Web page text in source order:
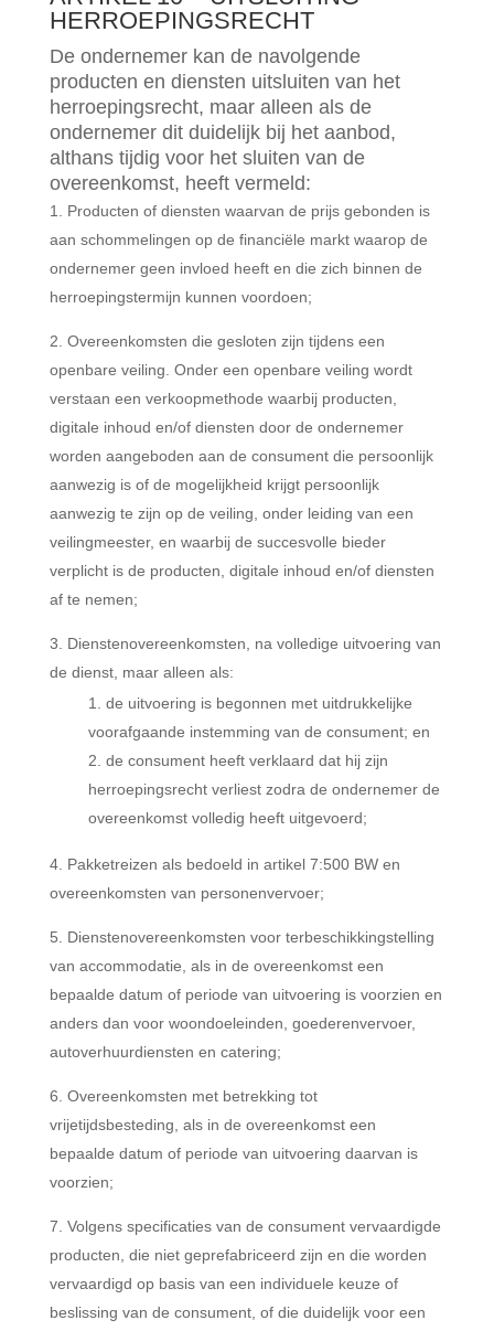
HERROEPINGSRECHT
De ondernemer kan de navolgende
producten en diensten uitsluiten van het
herroepingsrecht, maar alleen als de
ondernemer dit duidelijk bij het aanbod,
althans tijdig voor het sluiten van de
overeenkomst, heeft vermeld:
Producten of diensten waarvan de prijs gebonden is
aan schommelingen op de financiële markt waarop de
ondernemer geen invloed heeft en die zich binnen de
herroepingstermijn kunnen voordoen;
Overeenkomsten die gesloten zijn tijdens een
openbare veiling. Onder een openbare veiling wordt
verstaan een verkoopmethode waarbij producten,
digitale inhoud en/of diensten door de ondernemer
worden aangeboden aan de consument die persoonlijk
aanwezig is of de mogelijkheid krijgt persoonlijk
aanwezig te zijn op de veiling, onder leiding van een
veilingmeester, en waarbij de succesvolle bieder
verplicht is de producten, digitale inhoud en/of diensten
af te nemen;
Dienstenovereenkomsten, na volledige uitvoering van
de dienst, maar alleen als:
de uitvoering is begonnen met uitdrukkelijke
voorafgaande instemming van de consument; en
de consument heeft verklaard dat hij zijn
herroepingsrecht verliest zodra de ondernemer de
overeenkomst volledig heeft uitgevoerd;
Pakketreizen als bedoeld in artikel 7:500 BW en
overeenkomsten van personenvervoer;
Dienstenovereenkomsten voor terbeschikkingstelling
van accommodatie, als in de overeenkomst een
bepaalde datum of periode van uitvoering is voorzien en
anders dan voor woondoeleinden, goederenvervoer,
autoverhuurdiensten en catering;
Overeenkomsten met betrekking tot
vrijetijdsbesteding, als in de overeenkomst een
bepaalde datum of periode van uitvoering daarvan is
voorzien;
Volgens specificaties van de consument vervaardigde
producten, die niet geprefabriceerd zijn en die worden
vervaardigd op basis van een individuele keuze of
beslissing van de consument, of die duidelijk voor een